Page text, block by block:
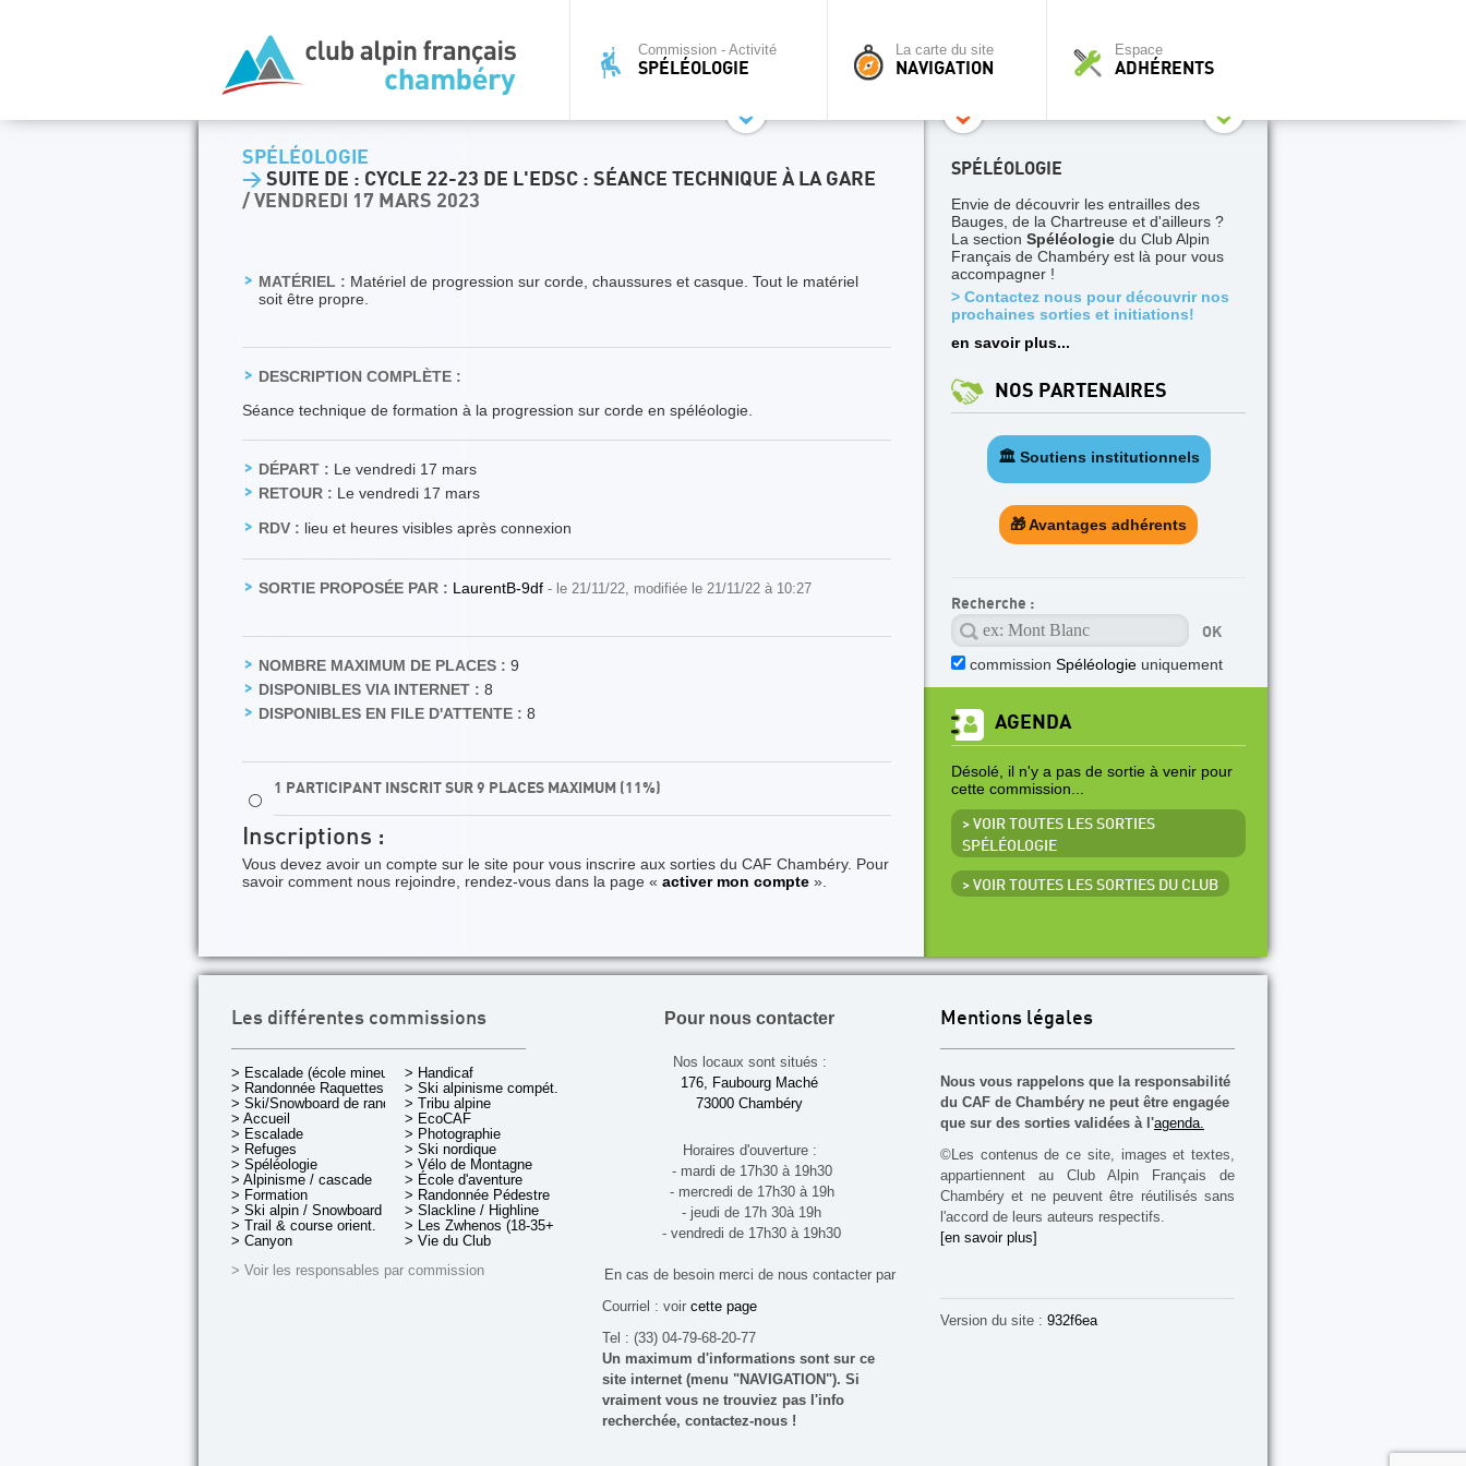
Commission - Activité
SPÉLÉOLOGIE
La carte du site
NAVIGATION
Espace
ADHÉRENTS
SPÉLÉOLOGIE
> SUITE DE : CYCLE 22-23 DE L'EDSC : SÉANCE TECHNIQUE À LA GARE
/ VENDREDI 17 MARS 2023
MATÉRIEL : Matériel de progression sur corde, chaussures et casque. Tout le matériel
soit être propre.
DESCRIPTION COMPLÈTE :
Séance technique de formation à la progression sur corde en spéléologie.
DÉPART : Le vendredi 17 mars
RETOUR : Le vendredi 17 mars
RDV : lieu et heures visibles après connexion
SORTIE PROPOSÉE PAR : LaurentB-9df - le 21/11/22, modifiée le 21/11/22 à 10:27
NOMBRE MAXIMUM DE PLACES : 9
DISPONIBLES VIA INTERNET : 8
DISPONIBLES EN FILE D'ATTENTE : 8
⚪
1 PARTICIPANT INSCRIT SUR 9 PLACES MAXIMUM (11%)
Inscriptions :
Vous devez avoir un compte sur le site pour vous inscrire aux sorties du CAF Chambéry. Pour
savoir comment nous rejoindre, rendez-vous dans la page « activer mon compte ».
SPÉLÉOLOGIE
Envie de découvrir les entrailles des
Bauges, de la Chartreuse et d'ailleurs ?
La section Spéléologie du Club Alpin
Français de Chambéry est là pour vous
accompagner !
> Contactez nous pour découvrir nos
prochaines sorties et initiations!
en savoir plus...
NOS PARTENAIRES
🏛️ Soutiens institutionnels
🎁 Avantages adhérents
Recherche :
commission Spéléologie uniquement
AGENDA
Désolé, il n'y a pas de sortie à venir pour
cette commission...
> VOIR TOUTES LES SORTIES
SPÉLÉOLOGIE
> VOIR TOUTES LES SORTIES DU CLUB
Les différentes commissions
> Escalade (école mineurs)
> Randonnée Raquettes
> Ski/Snowboard de rando.
> Accueil
> Escalade
> Refuges
> Spéléologie
> Alpinisme / cascade
> Formation
> Ski alpin / Snowboard
> Trail & course orient.
> Canyon
> Handicaf
> Ski alpinisme compét.
> Tribu alpine
> EcoCAF
> Photographie
> Ski nordique
> Vélo de Montagne
> École d'aventure
> Randonnée Pédestre
> Slackline / Highline
> Les Zwhenos (18-35+ ans)
> Vie du Club
> Voir les responsables par commission
Pour nous contacter
Nos locaux sont situés :
176, Faubourg Maché
73000 Chambéry
Horaires d'ouverture :
- mardi de 17h30 à 19h30
- mercredi de 17h30 à 19h
- jeudi de 17h 30à 19h
- vendredi de 17h30 à 19h30
En cas de besoin merci de nous contacter par
Courriel : voir cette page
Tel : (33) 04-79-68-20-77
Un maximum d'informations sont sur ce
site internet (menu "NAVIGATION"). Si
vraiment vous ne trouviez pas l'info
recherchée, contactez-nous !
Mentions légales
Nous vous rappelons que la responsabilité
du CAF de Chambéry ne peut être engagée
que sur des sorties validées à l'agenda.
©Les contenus de ce site, images et textes,
appartiennent au Club Alpin Français de
Chambéry et ne peuvent être réutilisés sans
l'accord de leurs auteurs respectifs.
[en savoir plus]
Version du site : 932f6ea